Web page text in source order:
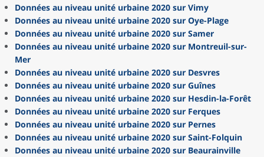
Données au niveau unité urbaine 2020 sur Vimy
Données au niveau unité urbaine 2020 sur Oye-Plage
Données au niveau unité urbaine 2020 sur Samer
Données au niveau unité urbaine 2020 sur Montreuil-sur-
Mer
Données au niveau unité urbaine 2020 sur Desvres
Données au niveau unité urbaine 2020 sur Guînes
Données au niveau unité urbaine 2020 sur Hesdin-la-Forêt
Données au niveau unité urbaine 2020 sur Ferques
Données au niveau unité urbaine 2020 sur Pernes
Données au niveau unité urbaine 2020 sur Saint-Folquin
Données au niveau unité urbaine 2020 sur Beaurainville